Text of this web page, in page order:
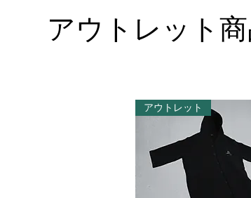
アウトレット
アウトレット